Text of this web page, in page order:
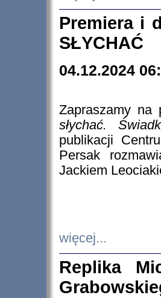
Premiera i
SŁYCHAĆ
04.12.2024
Zapraszamy
słychać.
publikacji
Persak
Jackiem
więcej...
Replika